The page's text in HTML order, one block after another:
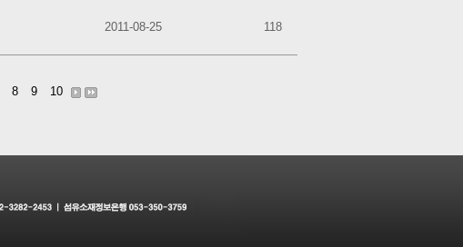
2011-08-25 118
8 9 10